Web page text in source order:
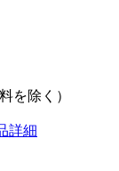
を除く）
詳細